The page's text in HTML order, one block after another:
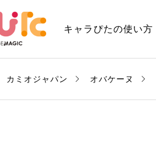
キャラぴたの使い方
カミオジャパン オバケーヌ